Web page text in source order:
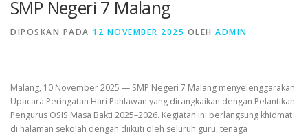
SMP Negeri 7 Malang
DIPOSKAN PADA 12 NOVEMBER 2025 OLEH ADMIN
Malang, 10 November 2025 — SMP Negeri 7 Malang menyelenggarakan
Upacara Peringatan Hari Pahlawan yang dirangkaikan dengan Pelantikan
Pengurus OSIS Masa Bakti 2025–2026. Kegiatan ini berlangsung khidmat
di halaman sekolah dengan diikuti oleh seluruh guru, tenaga